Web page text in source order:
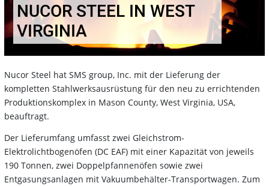
NUCOR STEEL IN WEST
VIRGINIA
Nucor Steel hat SMS group, Inc. mit der Lieferung der
kompletten Stahlwerksausrüstung für den neu zu errichtenden
Produktionskomplex in Mason County, West Virginia, USA,
beauftragt.
Der Lieferumfang umfasst zwei Gleichstrom-
Elektrolichtbogenöfen (DC EAF) mit einer Kapazität von jeweils
190 Tonnen, zwei Doppelpfannenöfen sowie zwei
Entgasungsanlagen mit Vakuumbehälter-Transportwagen. Zum